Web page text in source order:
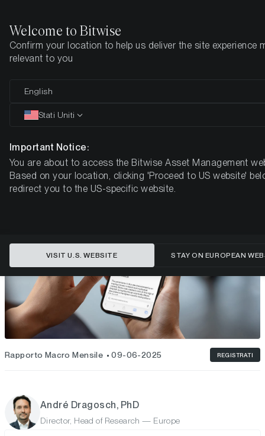
Pagina iniziale Market Updates Giugno 2025
“Sell I may and go away”? Come
posizionarsi su Bitcoin e
BITCOIN MACRO INVESTOR MENSILE – GIUGNO 2025
Rapporto Macro Mensile 09-06-2025 REGISTRATI
André Dragosch, PhD
Director, Head of Research — Europe
Welcome to Bitwise
Confirm your location to help us deliver the site experience
relevant to you
English
Stati Uniti
Important Notice:
You are about to access the Bitwise Asset Management
Based on your location, clicking 'Proceed to US website'
redirect you to the US-specific website.
VISIT U.S. WEBSITE STAY ON EUROPEAN